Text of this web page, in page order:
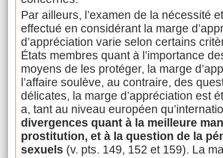
Par ailleurs, l’examen de la nécessité
effectué en considérant la marge
d’appréciation varie selon certains
États membres quant à l’importance
moyens de les protéger, la marge
l’affaire soulève, au contraire, des
délicates, la marge d’appréciation est
a, tant au niveau européen
divergences quant à la meilleure
prostitution, et à la question de la
sexuels (v. pts. 149, 152 et 159). La